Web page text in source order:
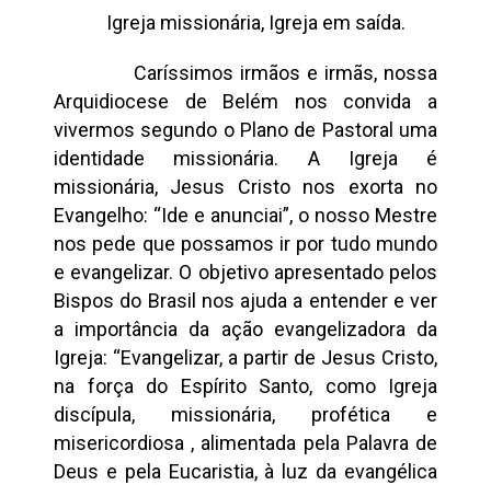
Igreja missionária, Igreja em saída.
Caríssimos irmãos e irmãs, nossa
Arquidiocese de Belém nos convida a
vivermos segundo o Plano de Pastoral uma
identidade missionária. A Igreja é
missionária, Jesus Cristo nos exorta no
Evangelho: “Ide e anunciai”, o nosso Mestre
nos pede que possamos ir por tudo mundo
e evangelizar. O objetivo apresentado pelos
Bispos do Brasil nos ajuda a entender e ver
a importância da ação evangelizadora da
Igreja: “Evangelizar, a partir de Jesus Cristo,
na força do Espírito Santo, como Igreja
discípula, missionária, profética e
misericordiosa , alimentada pela Palavra de
Deus e pela Eucaristia, à luz da evangélica